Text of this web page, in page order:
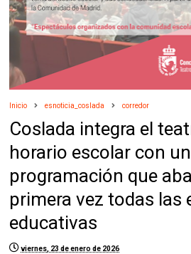
Inicio esnoticia_coslada corredor
Coslada integra el
horario escolar con
programación que
primera vez todas las
educativas
viernes, 23 de enero de 2026